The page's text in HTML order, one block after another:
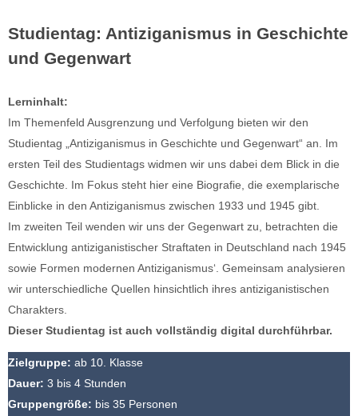
Studientag: Antiziganismus in Geschichte
und Gegenwart
Lerninhalt:
Im Themenfeld Ausgrenzung und Verfolgung bieten wir den
Studientag „Antiziganismus in Geschichte und Gegenwart“ an. Im
ersten Teil des Studientags widmen wir uns dabei dem Blick in die
Geschichte. Im Fokus steht hier eine Biografie, die exemplarische
Einblicke in den Antiziganismus zwischen 1933 und 1945 gibt.
Im zweiten Teil wenden wir uns der Gegenwart zu, betrachten die
Entwicklung antiziganistischer Straftaten in Deutschland nach 1945
sowie Formen modernen Antiziganismus‘. Gemeinsam analysieren
wir unterschiedliche Quellen hinsichtlich ihres antiziganistischen
Charakters.
Dieser Studientag ist auch vollständig digital durchführbar.
Zielgruppe: ab 10. Klasse
Dauer: 3 bis 4 Stunden
Gruppengröße: bis 35 Personen